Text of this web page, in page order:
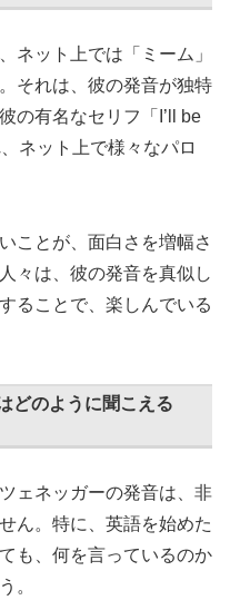
ネット上では「ミーム」
それは、彼の発音が独特
の有名なセリフ「I’ll be
ネット上で様々なパロ
ことが、面白さを増幅さ
々は、彼の発音を真似し
ることで、楽しんでいる
どのように聞こえる
ェネッガーの発音は、非
ん。特に、英語を始めた
も、何を言っているのか
。